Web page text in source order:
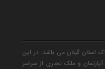
استان گیلان می باشد. در این
آپارتمان و ملک تجاری از سراسر